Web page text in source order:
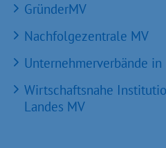
GründerMV
Nachfolgezentrale MV
Unternehmerverbände in
Wirtschaftsnahe
Landes MV